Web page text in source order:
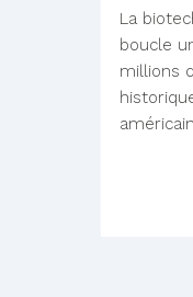
La
boucle
millions